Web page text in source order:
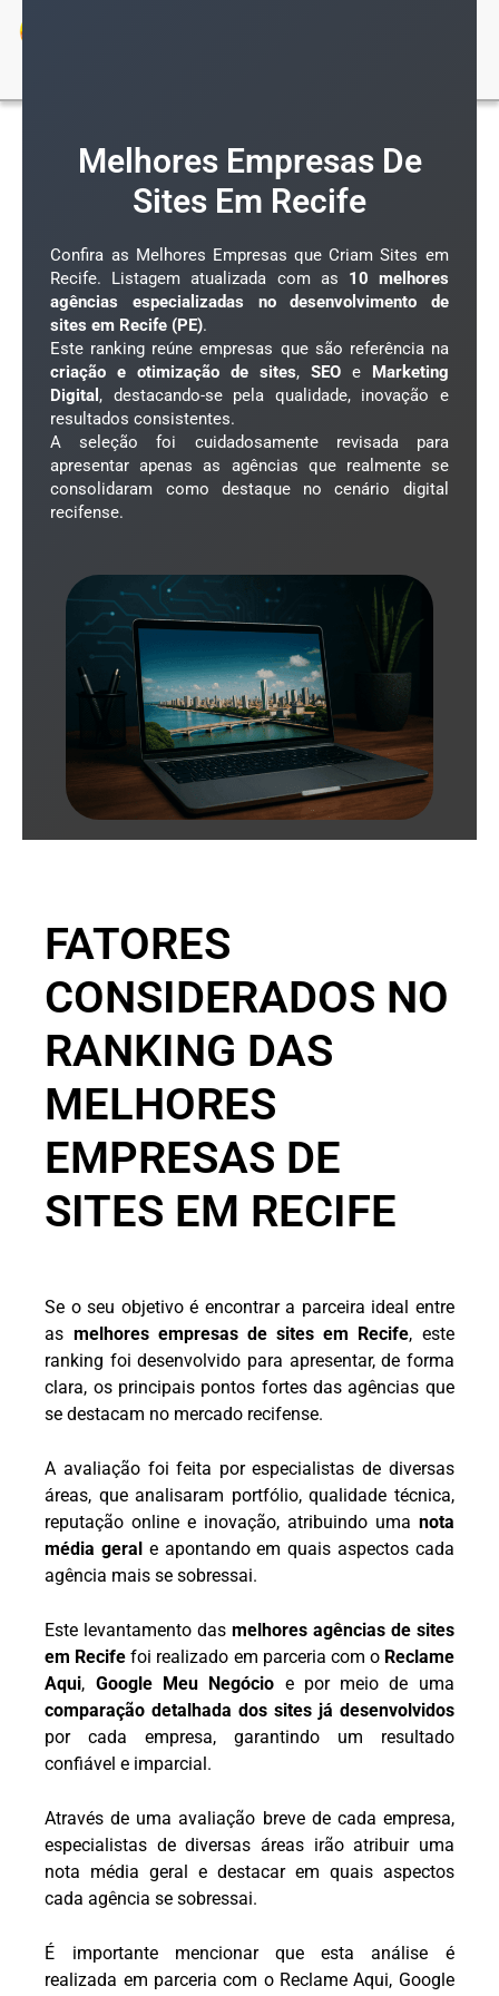
para
Melhores Empresas De
Sites Em Recife
Confira as Melhores Empresas que Criam Sites em
Recife. Listagem atualizada com as 10 melhores
agências especializadas no desenvolvimento de
sites em Recife (PE).
Este ranking reúne empresas que são referência na
criação e otimização de sites, SEOe Marketing
Digital , destacando-se pela qualidade, inovação e
resultados consistentes.
A seleção foi cuidadosamente revisada para
apresentar apenas as agências que realmente se
consolidaram como destaque no cenário digital
recifense.
FATORES
CONSIDERADOS NO
RANKING DAS
MELHORES
EMPRESAS DE
SITES EM RECIFE
Se o seu objetivo é encontrar a parceira ideal entre
as melhores empresas de sites em Recife, este
ranking foi desenvolvido para apresentar, de forma
clara, os principais pontos fortes das agências que
se destacam no mercado recifense.
A avaliação foi feita por especialistas de diversas
áreas, que analisaram portfólio, qualidade técnica,
reputação online e inovação, atribuindo uma nota
média geral e apontando em quais aspectos cada
agência mais se sobressai.
Este levantamento das melhores agências de sites
em Recife foi realizado em parceria com o Reclame
Aqui, Google Meu Negócio e por meio de uma
comparação detalhada dos sites já desenvolvidos
por cada empresa, garantindo um resultado
confiável e imparcial.
Através de uma avaliação breve de cada empresa,
especialistas de diversas áreas irão atribuir uma
nota média geral e destacar em quais aspectos
cada agência se sobressai.
É importante mencionar que esta análise é
realizada em parceria com o Reclame Aqui, Google